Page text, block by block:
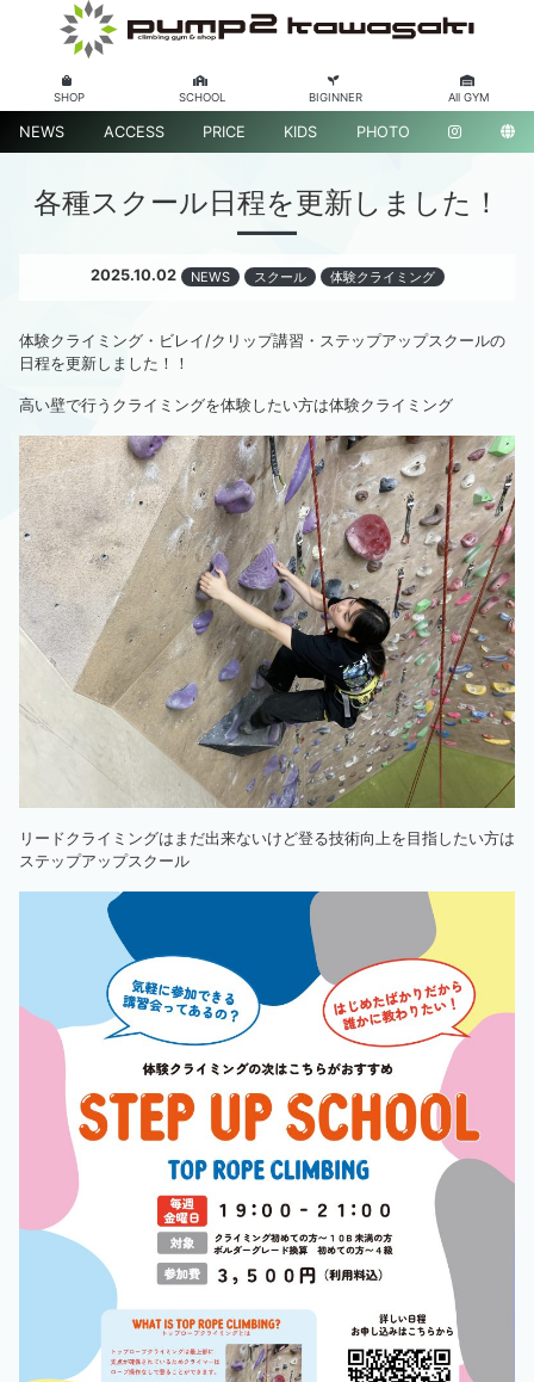
SHOP SCHOOL BIGINNER All GYM
NEWS ACCESS PRICE KIDS PHOTO
各種スクール日程を更新しました！
2025.10.02 NEWS スクール 体験クライミング
体験クライミング・ビレイ/クリップ講習・ステップアップスクールの
日程を更新しました！！
高い壁で行うクライミングを体験したい方は体験クライミング
リードクライミングはまだ出来ないけど登る技術向上を目指したい方は
ステップアップスクール